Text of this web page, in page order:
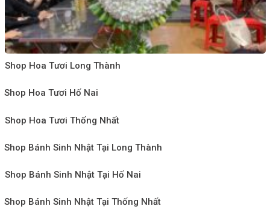
Shop Hoa Tươi Long Thành
Shop Hoa Tươi Hố Nai
Shop Hoa Tươi Thống Nhất
Shop Bánh Sinh Nhật Tại Long Thành
Shop Bánh Sinh Nhật Tại Hố Nai
Shop Bánh Sinh Nhật Tại Thống Nhất